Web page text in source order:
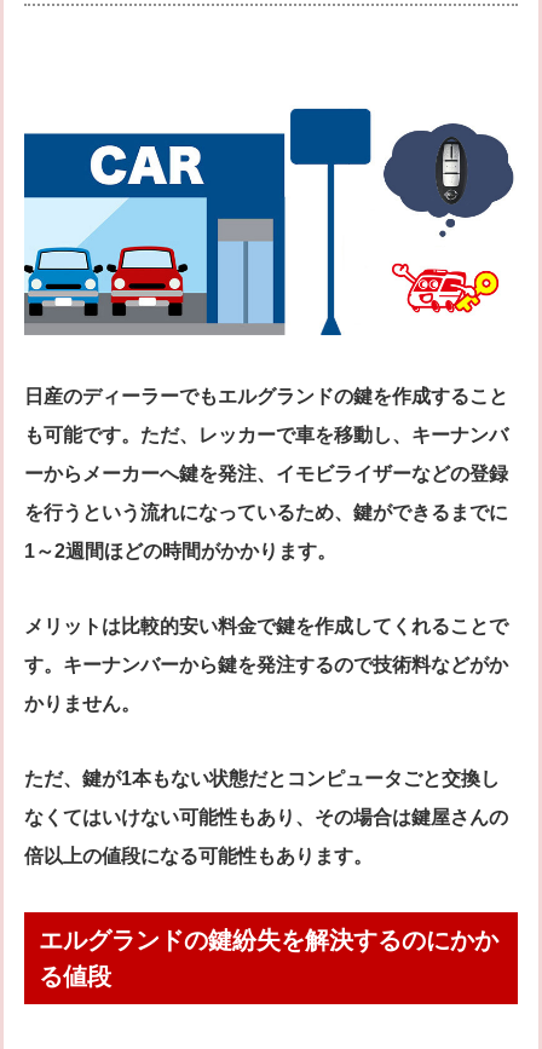
日産のディーラーでもエルグランドの鍵を作成すること
も可能です。ただ、レッカーで車を移動し、キーナンバ
ーからメーカーへ鍵を発注、イモビライザーなどの登録
を行うという流れになっているため、鍵ができるまでに
1～2週間ほどの時間がかかります。
メリットは比較的安い料金で鍵を作成してくれることで
す。キーナンバーから鍵を発注するので技術料などがか
かりません。
ただ、鍵が1本もない状態だとコンピュータごと交換し
なくてはいけない可能性もあり、その場合は鍵屋さんの
倍以上の値段になる可能性もあります。
エルグランドの鍵紛失を解決するのにかか
る値段